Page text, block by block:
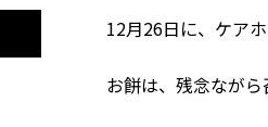
12月26日に、ケア
お餅は、残念なが